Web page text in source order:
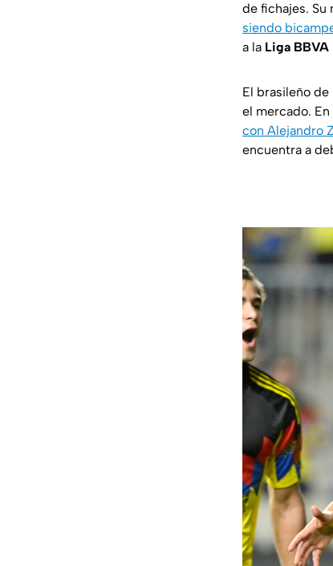
de fichajes. Su
siendo
a la Liga BBVA
El brasileño de
el mercado.
con Alejandro
encuentra a